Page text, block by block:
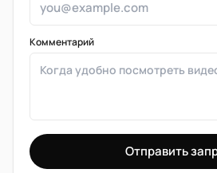
Комментарий
Отправить